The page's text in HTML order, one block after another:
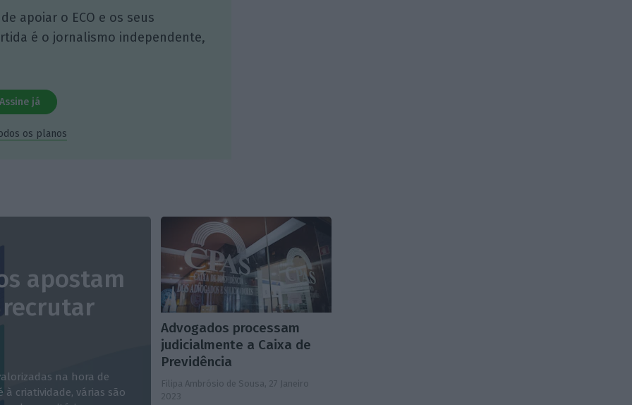
apoiar o ECO e os seus
é o jornalismo independente,
Assine já
os planos
apostam
na hora de
criatividade, várias são
Advogados processam
judicialmente a Caixa de
Previdência
Filipa Ambrósio de Sousa, 27 Janeiro
2023